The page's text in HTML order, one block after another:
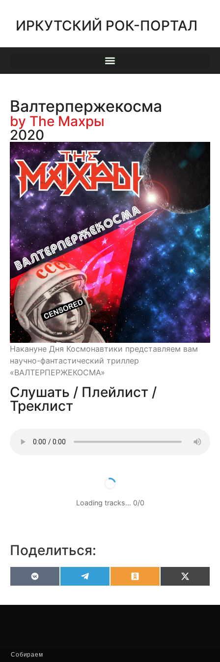
ИРКУТСКИЙ РОК-ПОРТАЛ
Валтерпержекосма
by The Махры
2020
Накануне Дня Космонавтики представляем вам
научно-фантастический триллер
«ВАЛТЕРПЕРЖЕКОСМА»
Слушать / Плейлист /
Треклист
Loading tracks… 0/0
Поделиться:
VK OdnoklassnikiX
Собираем